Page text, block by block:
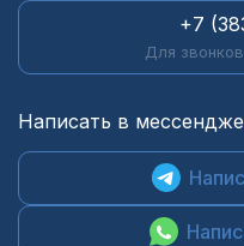
+7
Для
Написать в